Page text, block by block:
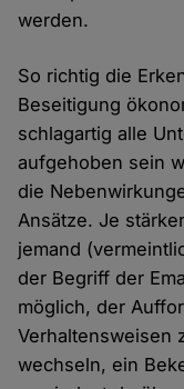
werden.
So richtig die
Beseitigung
schlagartig alle
aufgehoben sein
die
Ansätze. Je
jemand
der Begriff der
möglich, der
Verhaltensweisen
wechseln, ein